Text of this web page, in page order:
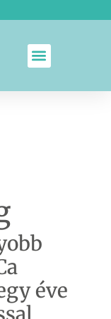
éve